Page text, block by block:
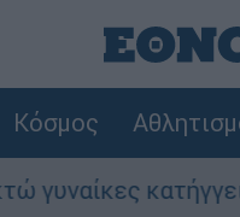
Κόσμος
βιασμό